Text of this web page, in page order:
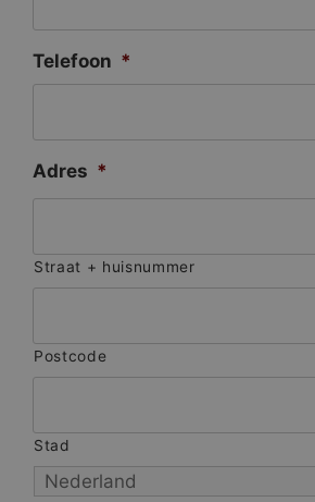
Telefoon *
Adres *
Straat + huisnummer
Postcode
Stad